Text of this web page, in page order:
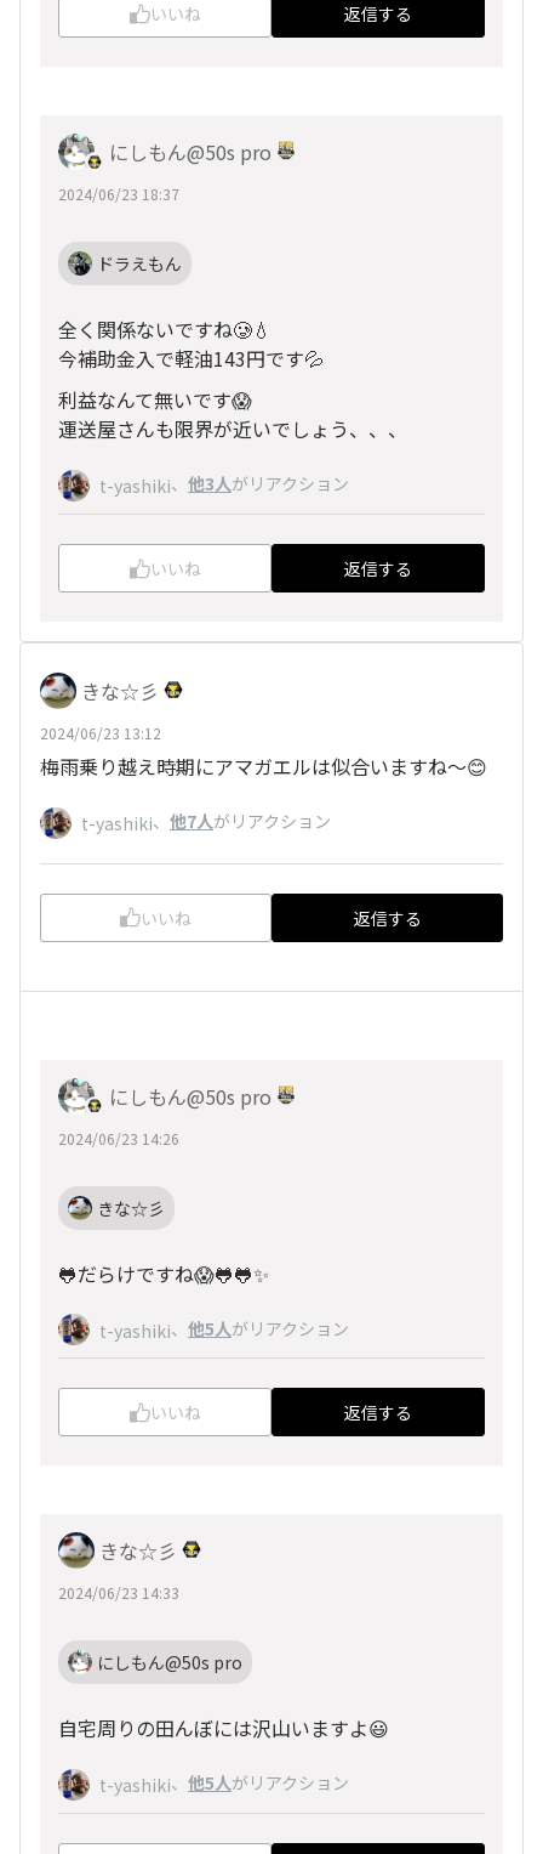
いいね 返信する
にしもん@50s pro
2024/06/23 18:37
ドラえもん
全く関係ないですね🥲💧
今補助金入で軽油143円です💦
利益なんて無いです😱
運送屋さんも限界が近いでしょう、、、
t-yashiki、 他3人がリアクション
いいね 返信する
きな☆彡
2024/06/23 13:12
梅雨乗り越え時期にアマガエルは似合いますね～😊
t-yashiki、 他7人がリアクション
いいね 返信する
にしもん@50s pro
2024/06/23 14:26
きな☆彡
🐸だらけですね😱🐸🐸✨
t-yashiki、 他5人がリアクション
いいね 返信する
きな☆彡
2024/06/23 14:33
にしもん@50s pro
自宅周りの田んぼには沢山いますよ😃
t-yashiki、 他5人がリアクション